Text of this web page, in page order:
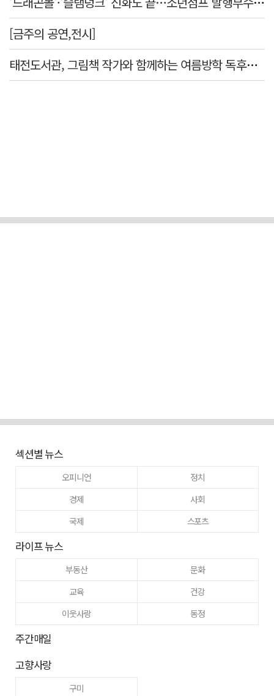
[금주의 공연,전시]
태전도서관, 그림책 작가와 함께하는 여름방학 독후체험 운영
섹션별 뉴스
오피니언
정치
경제
사회
국제
스포츠
라이프 뉴스
부동산
문화
교육
건강
이웃사랑
동정
주간매일
고향사랑
구미